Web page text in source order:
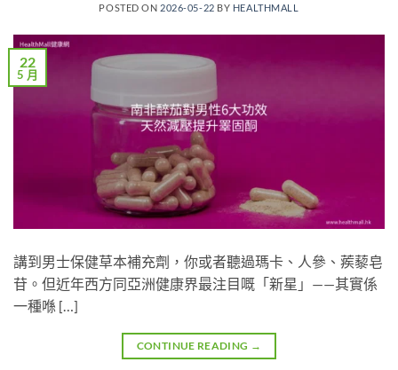
POSTED ON 2026-05-22 BY HEALTHMALL
22
5 月
講到男士保健草本補充劑，你或者聽過瑪卡、人參、蒺藜皂
苷。但近年西方同亞洲健康界最注目嘅「新星」——其實係
一種喺 […]
CONTINUE READING →